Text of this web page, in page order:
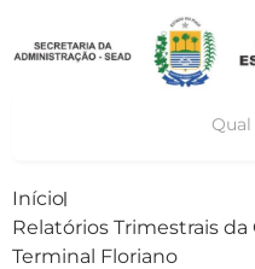
Início
Relatórios Trimestrais da
Terminal Floriano